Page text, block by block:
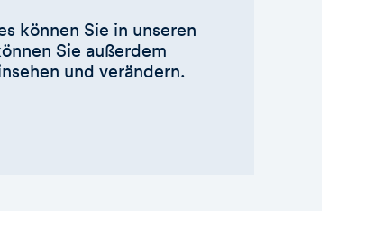
können Sie in unseren
Sie außerdem
und verändern.